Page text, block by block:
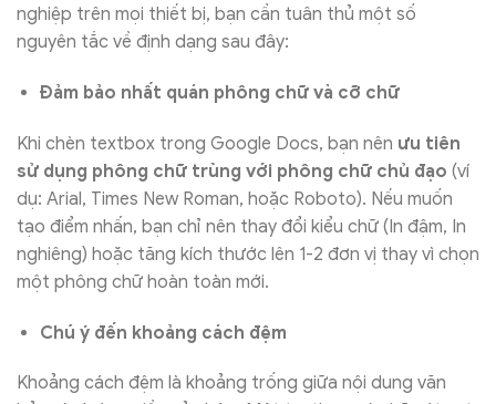
nghiệp trên mọi thiết bị, bạn cần tuân thủ một số
nguyên tắc về định dạng sau đây:
Đảm bảo nhất quán phông chữ và cỡ chữ
Khi chèn textbox trong Google Docs, bạn nên ưu tiên
sử dụng phông chữ trùng với phông chữ chủ đạo (ví
dụ: Arial, Times New Roman, hoặc Roboto). Nếu muốn
tạo điểm nhấn, bạn chỉ nên thay đổi kiểu chữ (In đậm, In
nghiêng) hoặc tăng kích thước lên 1-2 đơn vị thay vì chọn
một phông chữ hoàn toàn mới.
Chú ý đến khoảng cách đệm
Khoảng cách đệm là khoảng trống giữa nội dung văn